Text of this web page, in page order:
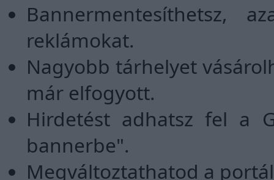
Bannermentesíthetsz,
reklámokat.
Nagyobb tárhelyet
már elfogyott.
Hirdetést adhatsz fel a
bannerbe".
Megváltoztathatod a